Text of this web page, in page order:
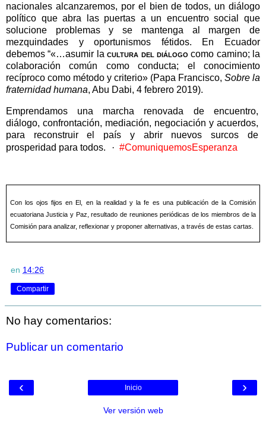
nacionales alcanzaremos, por el bien de todos, un diálogo
político que abra las puertas a un encuentro social que
solucione problemas y se mantenga al margen de
mezquindades y oportunismos fétidos. En Ecuador
debemos “«…asumir lacultura del diálogo como camino; la
colaboración común como conducta; el conocimiento
recíproco como método y criterio» (Papa Francisco, Sobre la
fraternidad humana, Abu Dabi, 4 febrero 2019).
Emprendamos una marcha renovada de encuentro,
diálogo, confrontación, mediación, negociación y acuerdos,
para reconstruir el país y abrir nuevos surcos de
prosperidad para todos.
· #ComuniquemosEsperanza
Con los ojos fijos en El, en la realidad y la fe es una publicación de la Comisión
ecuatoriana Justicia y Paz, resultado de reuniones periódicas de los miembros de la
Comisión para analizar, reflexionar y proponer alternativas, a través de estas cartas.
en 14:26
Compartir
No hay comentarios:
Publicar un comentario
‹ ›
Inicio
Ver versión web